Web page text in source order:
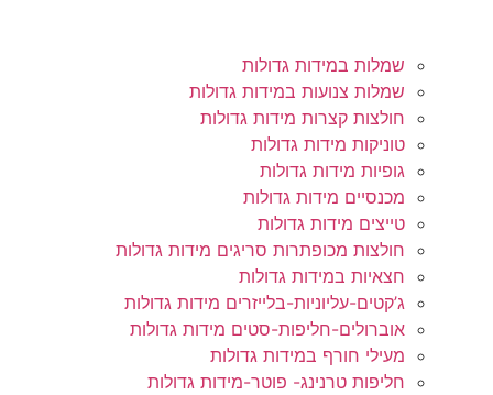
שמלות במידות גדולות
שמלות צנועות במידות גדולות
חולצות קצרות מידות גדולות
טוניקות מידות גדולות
גופיות מידות גדולות
מכנסיים מידות גדולות
טייצים מידות גדולות
חולצות מכופתרות סריגים מידות גדולות
חצאיות במידות גדולות
ג’קטים-עליוניות-בלייזרים מידות גדולות
אוברולים-חליפות-סטים מידות גדולות
מעילי חורף במידות גדולות
חליפות טרנינג- פוטר-מידות גדולות